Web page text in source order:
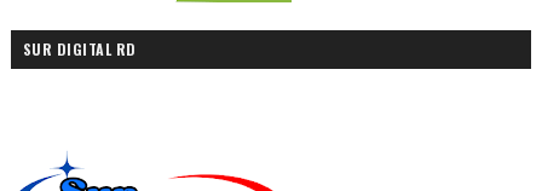
SUR DIGITAL RD